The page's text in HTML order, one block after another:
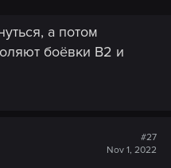
а потом
боёвки В2 и
#27
Nov 1, 2022